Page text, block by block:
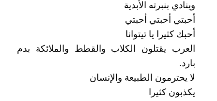
وينادي بنبرته الأبدية
أحبتي أحبتي أحبتي
أحبك كثيرا يا تيتوانا
العرب يقتلون الكلاب والقطط والملائكة بدم
بارد.
لا يحترمون الطبيعة والإنسان
يكذبون كثيرا